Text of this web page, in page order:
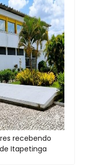
recebendo
Itapetinga